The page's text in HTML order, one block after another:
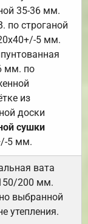
35-36 мм.
по строганой
5 мм.
мм. по
из
доски
сушки
5 мм.
вата
200 мм.
выбранной
утепления.